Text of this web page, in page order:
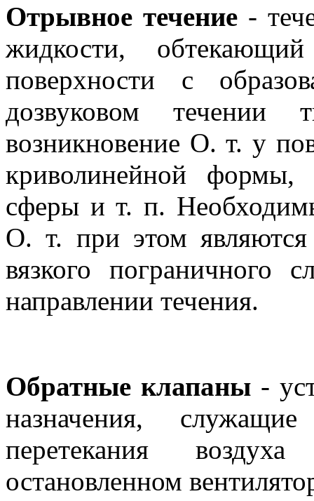
Отрывное течение -
жидкости,
поверхности с
дозвуковом течении
возникновение О. т. у
криволинейной
сферы и т. п.
О. т. при этом являются
вязкого пограничного
направлении течения.
Обратные клапаны -
назначения,
перетекания
остановленном